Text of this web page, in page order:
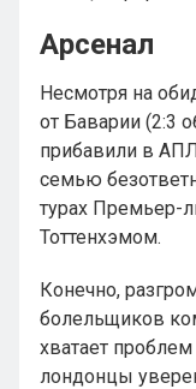
Арсенал
Несмотря на
от Баварии (2:3
прибавили в
семью
турах Премьер-
Тоттенхэмом.
Конечно,
болельщиков
хватает
лондонцы